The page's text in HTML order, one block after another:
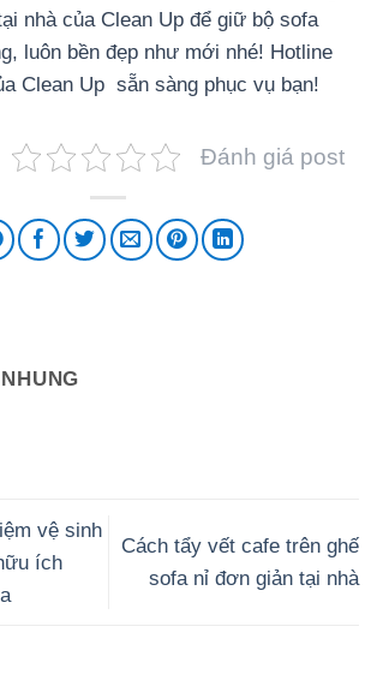
nhà của Clean Up để giữ bộ sofa
luôn bền đẹp như mới nhé! Hotline
Clean Up sẵn sàng phục vụ bạn!
Đánh giá post
NHUNG
vệ sinh
ích
Cách tẩy vết cafe trên ghế
sofa nỉ đơn giản tại nhà